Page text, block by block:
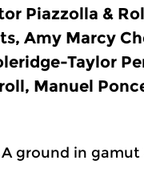
Piazzolla &
Amy Marcy
Taylor
Manuel
A ground in gamut